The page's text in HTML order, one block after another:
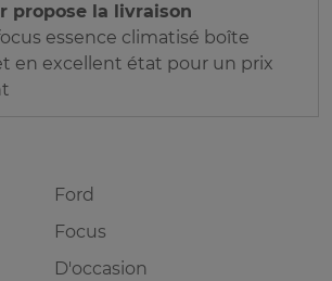
propose la livraison
essence climatisé boîte
en excellent état pour un prix
Ford
Focus
D'occasion